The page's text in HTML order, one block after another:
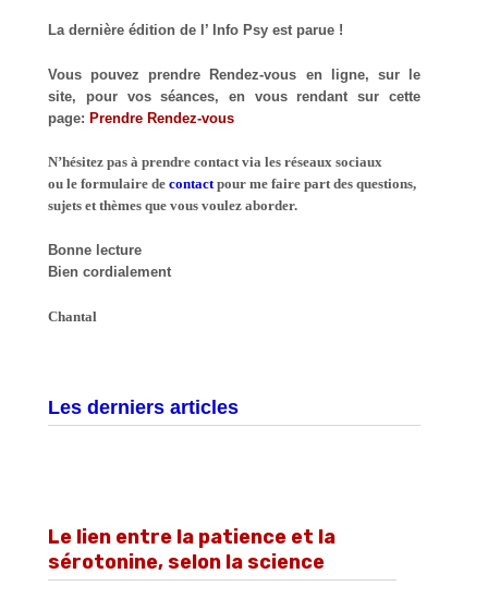
La dernière édition de l’ Info Psy est parue !
Vous pouvez prendre Rendez-vous en ligne, sur le
site, pour vos séances, en vous rendant sur cette
page:Prendre Rendez-vous
N’hésitez pas à prendre contact via les réseaux sociaux
ou le formulaire decontact pour me faire part des questions,
sujets et thèmes que vous voulez aborder.
Bonne lecture
Bien cordialement
Chantal
Les derniers articles
Le lien entre la patience et la
sérotonine, selon la science